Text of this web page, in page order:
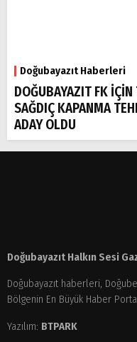
Doğubayazıt Haberleri
DOĞUBAYAZIT FK
SAĞDIÇ KAPANMA
ADAY OLDU
Doğubayazıt Halkın Sesi
Doğubayazıt haberleri,
Bölgenin En Büyük Haber
Yazılım: BTPARK